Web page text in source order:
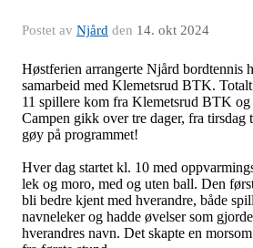
Postet av Njård den 14. okt 2024
Høstferien arrangerte Njård bordtennis
samarbeid med Klemetsrud BTK.
11 spillere kom fra Klemetsrud BTK
Campen gikk over tre dager, fra tirsdag
gøy på programmet!
Hver dag startet kl. 10 med
lek og moro, med og uten ball. Den
bli bedre kjent med hverandre, både
navneleker og hadde øvelser som
hverandres navn. Det skapte en